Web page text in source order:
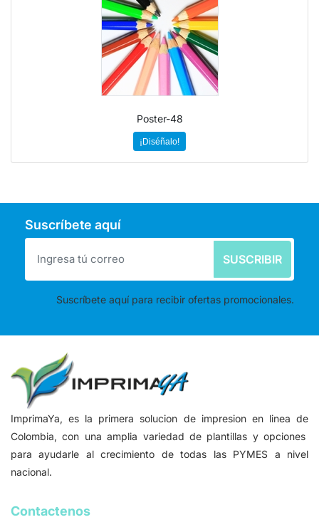
Poster-48
¡Diséñalo!
Suscríbete aquí
SUSCRIBIR
Suscríbete aquí para recibir ofertas promocionales.
ImprimaYa, es la primera solucion de impresion en linea de
Colombia, con una amplia variedad de plantillas y opciones
para ayudarle al crecimiento de todas las PYMES a nivel
nacional.
Contactenos